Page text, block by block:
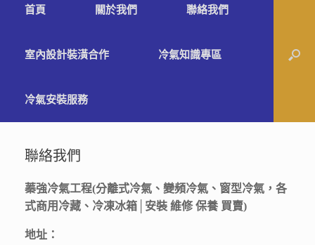
首頁 關於我們 聯絡我們
室內設計裝潢合作 冷氣知識專區
冷氣安裝服務
聯絡我們
蓁強冷氣工程(分離式冷氣、變頻冷氣、窗型冷氣，各
式商用冷藏、冷凍冰箱│安裝 維修 保養 買賣)
地址：